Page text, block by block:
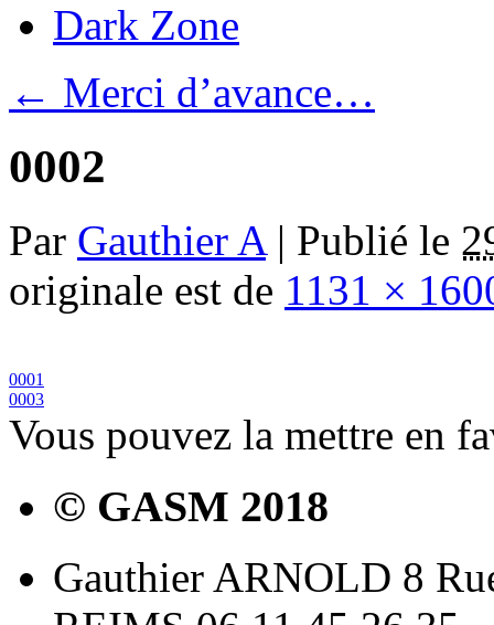
Dark Zone
← Merci d’avance…
0002
Par Gauthier A | Publié le
originale est de 1131 ×
0001
0003
Vous pouvez la mettre en
© GASM 2018
Gauthier ARNOLD 8